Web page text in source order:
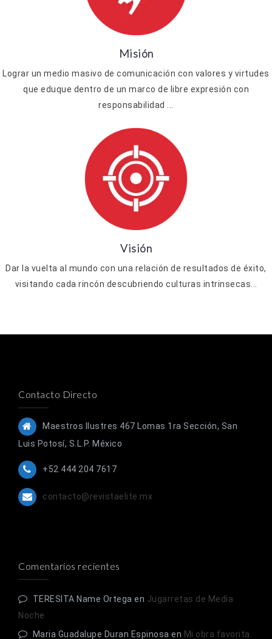
Misión
Lograr un medio masivo de comunicación con valores y virtudes
que eduque dentro de un marco de libre expresión con
responsabilidad ...
Visión
Dar la vuelta al mundo con una relación de resultados de éxito,
visitando cada rincón descubriendo culturas intrinsecas...
Contacto Directo
Maestros Ilustres 467 Lomas 1ra Sección, San
Luis Potosí, S.L.P. México
+52 444 204 7617
contacto@revistaelite.mx
Comentarios recientes
TERESITA Name Ortega en Jugarretas de Media
Noche
Maria Guadalupe Duran Espinosa en Mi obra favorita